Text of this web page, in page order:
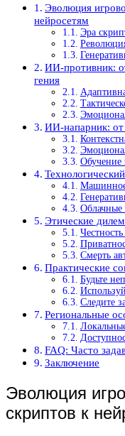
Эволюция
нейросетям
Эра
ИИ-противник:
гения
ИИ-напарник: от
Обучение
Машинное
Облачные
Этические
Смерть
Практические
Будьте
Следите
Региональные
FAQ: Часто
Заключение
Эволюция
скриптов к